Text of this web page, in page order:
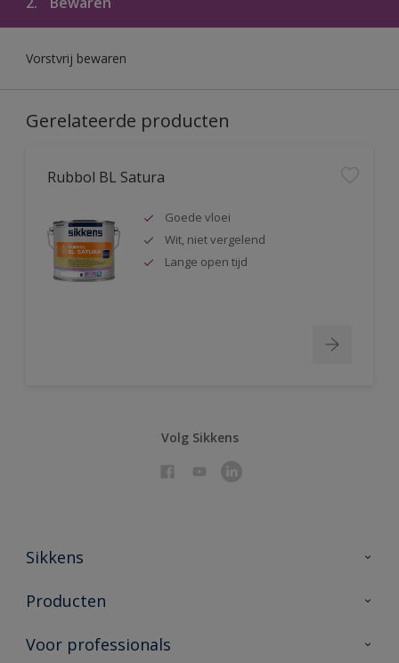
Vorstvrij bewaren
Gerelateerde producten
Rubbol BL Satura
Goede vloei
Wit, niet vergelend
Lange open tijd
Volg Sikkens
Sikkens
Over Sikkens
Duurzaamheid
Producten
Producten voor binnen
Voor professionals